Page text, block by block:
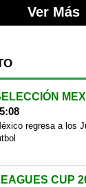
Ver Más
regresa a los
CUP